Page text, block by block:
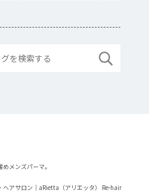
メンズパーマ。
アサロン｜aRietta（アリエッタ） Re-hair